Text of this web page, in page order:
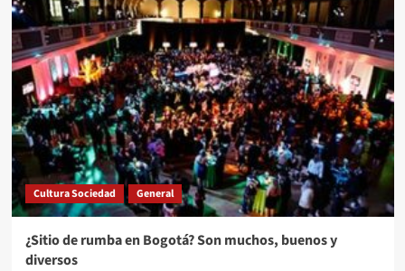
Cultura Sociedad General
¿Sitio de rumba en Bogotá? Son muchos, buenos y
diversos